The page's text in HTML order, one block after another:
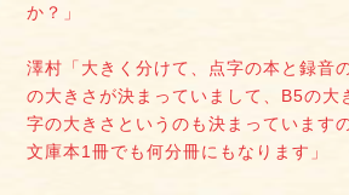
か？」
澤村「大きく分けて、点字の本と録音
の大きさが決まっていまして、B5の大
字の大きさというのも決まっています
文庫本1冊でも何分冊にもなります」